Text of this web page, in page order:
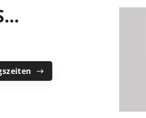
Alles zur Mitgliedschaft
Downloads
Fragen & Antworten